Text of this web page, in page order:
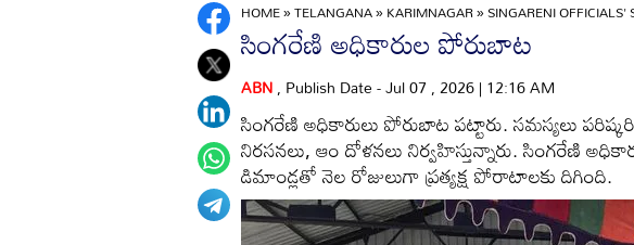
HOME»TELANGANA»KARIMNAGAR»SINGARENI OFFICIALS'
సింగరేణి అధికారుల పోరుబాట
ABN, Publish Date - Jul 07 , 2026 | 12:16 AM
సింగరేణి అధికారులు పోరుబాట పట్టారు. సమస్యలు
నిరసనలు, ఆం దోళనలు నిర్వహిస్తున్నారు. సింగరేణి
డిమాండ్లతో నెల రోజులుగా ప్రత్యక్ష పోరాటాలకు దిగింది.